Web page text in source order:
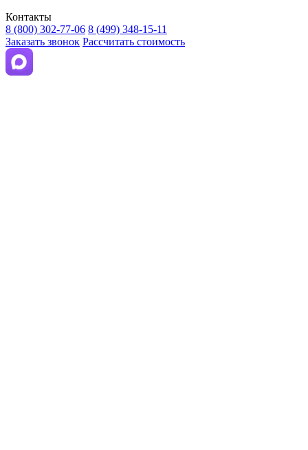
Контакты
8 (800) 302-77-06 8 (499) 348-15-11
Заказать звонок Рассчитать стоимость